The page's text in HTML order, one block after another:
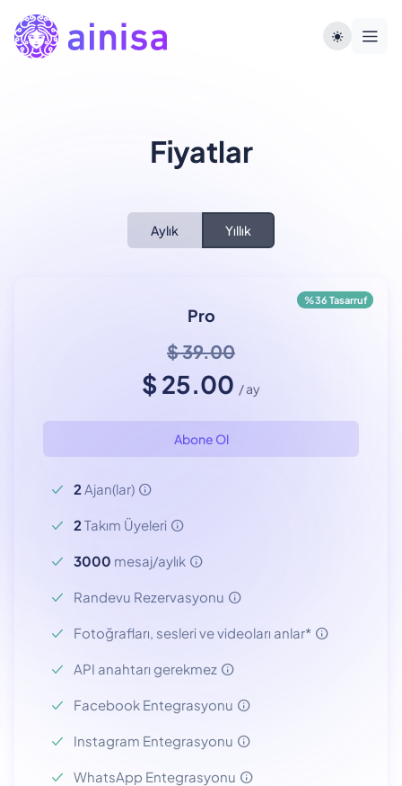
Fiyatlar
Aylık Yıllık
%36 Tasarruf
Pro
$ 39.00
$ 25.00 / ay
Abone Ol
2Ajan(lar)
2Takım Üyeleri
3000 mesaj/aylık
Randevu Rezervasyonu
Fotoğrafları, sesleri ve videoları anlar*
API anahtarı gerekmez
Facebook Entegrasyonu
Instagram Entegrasyonu
WhatsApp Entegrasyonu